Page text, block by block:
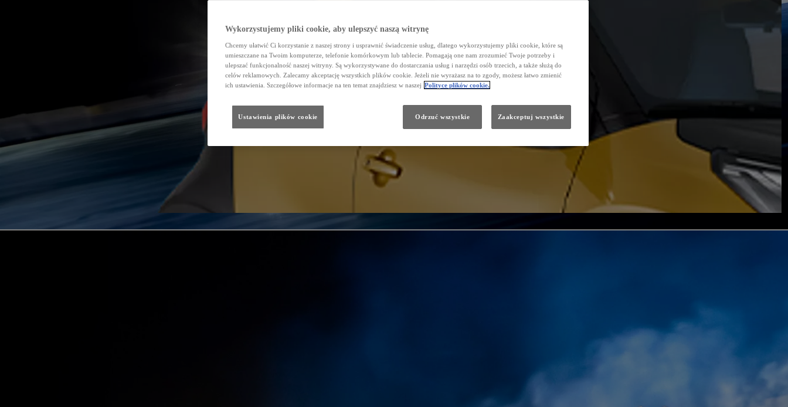
Wykorzystujemy pliki cookie, aby ulepszyć naszą witrynę
Chcemy ułatwić Ci korzystanie z naszej strony i usprawnić świadczenie usług, dlatego wykorzystujemy pliki cookie, które są
umieszczane na Twoim komputerze, telefonie komórkowym lub tablecie. Pomagają one nam zrozumieć Twoje potrzeby i
ulepszać funkcjonalność naszej witryny. Są wykorzystywane do dostarczania usług i narzędzi osób trzecich, a także służą do
celów reklamowych. Zalecamy akceptację wszystkich plików cookie. Jeżeli nie wyrażasz na to zgody, możesz łatwo zmienić
ich ustawienia. Szczegółowe informacje na ten temat znajdziesz w naszej Polityce plików cookie.
Ustawienia plików cookie Odrzuć wszystkie Zaakceptuj wszystkie